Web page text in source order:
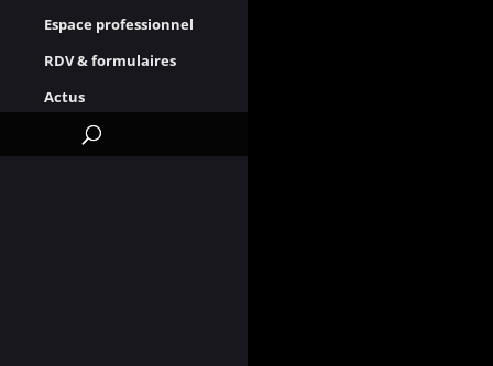
Espace professionnel
RDV & formulaires
Actus